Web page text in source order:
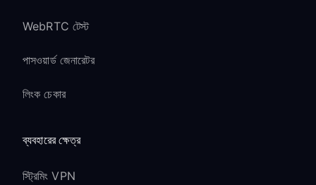
WebRTC টেস্ট
পাসওয়ার্ড জেনারেটর
লিংক চেকার
ব্যবহারের ক্ষেত্র
স্ট্রিমিং VPN